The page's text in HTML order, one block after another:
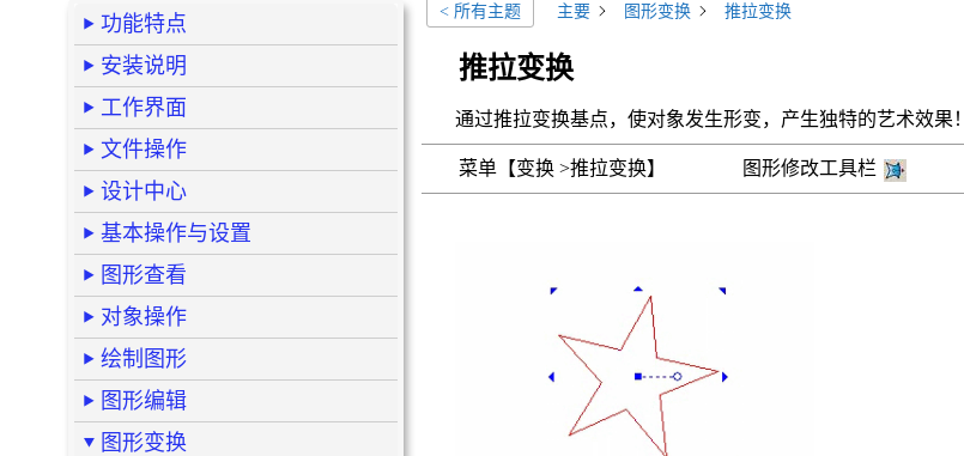
功能特点
安装说明
工作界面
文件操作
设计中心
基本操作与设置
图形查看
对象操作
绘制图形
图形编辑
图形变换
< 所有主题 主要 图形变换 推拉变换
推拉变换
通过推拉变换基点，使对象发生形变，产生独特的艺术效果！
菜单【变换 >推拉变换】 图形修改工具栏